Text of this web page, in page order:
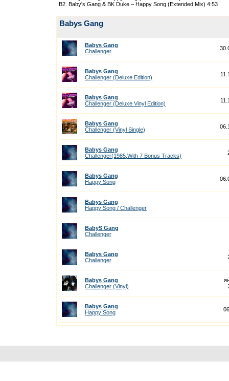
B2. Baby's Gang & BK Duke – Happy Song (Extended Mix) 4:53
Babys Gang
Babys Gang
Challenger
Babys Gang
Challenger (Deluxe Edition)
Babys Gang
Challenger (Deluxe Vinyl Edition)
Babys Gang
Challenger (Vinyl Single)
Babys Gang
Challenger(1985,With 7 Bonus Tracks)
Babys Gang
Happy Song
Babys Gang
Happy Song / Challenger
BabyS Gang
Challenger
Babys Gang
Challenger
Babys Gang
Challenger (Vinyl)
Babys Gang
Happy Song